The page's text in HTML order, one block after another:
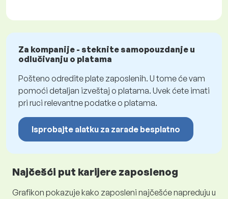
Za kompanije - steknite samopouzdanje u
odlučivanju o platama
Pošteno odredite plate zaposlenih. U tome će vam
pomoći detaljan izveštaj o platama. Uvek ćete imati
pri ruci relevantne podatke o platama.
Isprobajte alatku za zarade besplatno
Najčešći put karijere zaposlenog
Grafikon pokazuje kako zaposleni najčešće napreduju u